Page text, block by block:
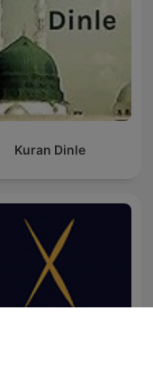
Kuran Dinle